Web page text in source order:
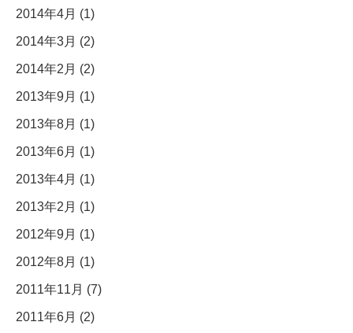
2014年4月 (1)
2014年3月 (2)
2014年2月 (2)
2013年9月 (1)
2013年8月 (1)
2013年6月 (1)
2013年4月 (1)
2013年2月 (1)
2012年9月 (1)
2012年8月 (1)
2011年11月 (7)
2011年6月 (2)